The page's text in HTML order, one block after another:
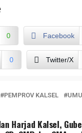
0 Facebook
0 Twitter/X
PEMPROV KALSEL
Harjad Kalsel,